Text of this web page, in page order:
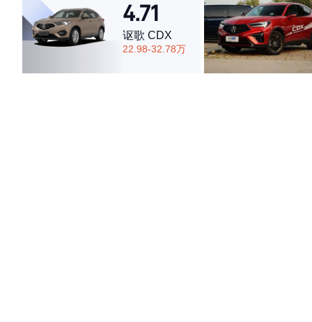
4.71
讴歌 CDX
22.98-32.78万